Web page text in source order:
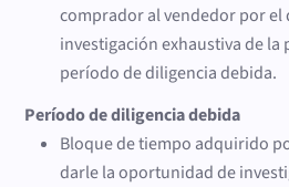
comprador al vendedor por el
investigación exhaustiva de
período de diligencia debida.
Período de diligencia debida
Bloque de tiempo adquirido
darle la oportunidad de